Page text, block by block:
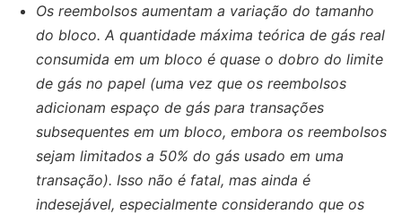
Os reembolsos aumentam a variação do tamanho
do bloco. A quantidade máxima teórica de gás real
consumida em um bloco é quase o dobro do limite
de gás no papel (uma vez que os reembolsos
adicionam espaço de gás para transações
subsequentes em um bloco, embora os reembolsos
sejam limitados a 50% do gás usado em uma
transação). Isso não é fatal, mas ainda é
indesejável, especialmente considerando que os